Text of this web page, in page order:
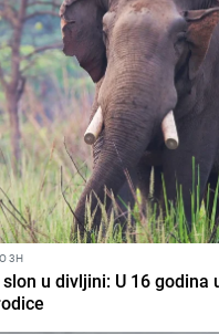
3H
u divljini: U 16 godina